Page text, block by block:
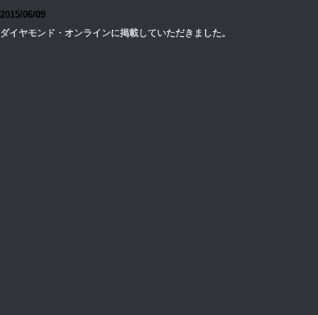
2015/06/09
ダイヤモンド・オンラインに掲載していただきました。